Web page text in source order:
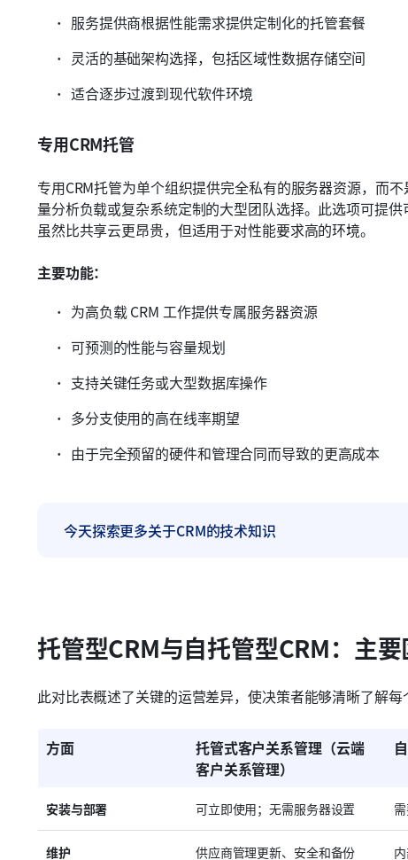
服务提供商根据性能需求提供定制化的托管套餐
灵活的基础架构选择，包括区域性数据存储空间
适合逐步过渡到现代软件环境
专用CRM托管
专用CRM托管为单个组织提供完全私有的服务器资源，而
量分析负载或复杂系统定制的大型团队选择。此选项可提
虽然比共享云更昂贵，但适用于对性能要求高的环境。
主要功能：
为高负载 CRM 工作提供专属服务器资源
可预测的性能与容量规划
支持关键任务或大型数据库操作
多分支使用的高在线率期望
由于完全预留的硬件和管理合同而导致的更高成本
今天探索更多关于CRM的技术知识
托管型CRM与自托管型CRM：主要
此对比表概述了关键的运营差异，使决策者能够清晰了解每
方面
托管式客户关系管理（云端
客户关系管理）
安装与部署 可立即使用；无需服务器设置
维护 供应商管理更新、安全和备份